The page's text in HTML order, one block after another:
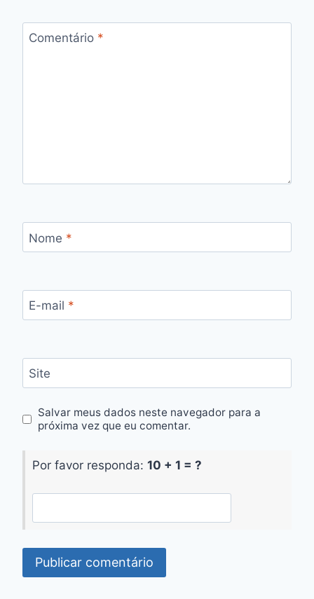
Comentário *
Nome *
E-mail *
Site
Salvar meus dados neste navegador para a
próxima vez que eu comentar.
Por favor responda: 10 + 1 = ?